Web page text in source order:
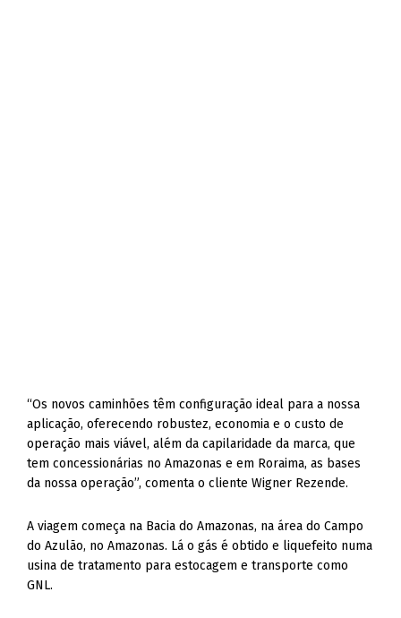
“Os novos caminhões têm configuração ideal para a nossa
aplicação, oferecendo robustez, economia e o custo de
operação mais viável, além da capilaridade da marca, que
tem concessionárias no Amazonas e em Roraima, as bases
da nossa operação”, comenta o cliente Wigner Rezende.
A viagem começa na Bacia do Amazonas, na área do Campo
do Azulão, no Amazonas. Lá o gás é obtido e liquefeito numa
usina de tratamento para estocagem e transporte como
GNL.